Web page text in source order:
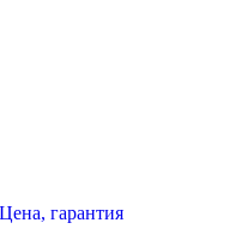
гарантия